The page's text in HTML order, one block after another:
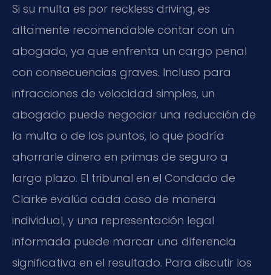
Si su multa es por reckless driving, es
altamente recomendable contar con un
abogado, ya que enfrenta un cargo penal
con consecuencias graves. Incluso para
infracciones de velocidad simples, un
abogado puede negociar una reducción de
la multa o de los puntos, lo que podría
ahorrarle dinero en primas de seguro a
largo plazo. El tribunal en el Condado de
Clarke evalúa cada caso de manera
individual, y una representación legal
informada puede marcar una diferencia
significativa en el resultado. Para discutir los